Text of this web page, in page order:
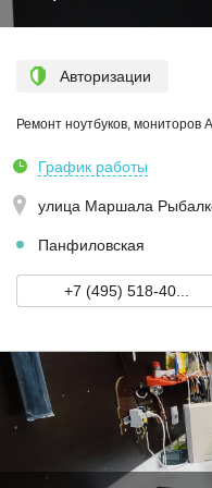
Авторизации
Ремонт ноутбуков, мониторов
График работы
улица Маршала
Панфиловская
+7 (495) 518-40...